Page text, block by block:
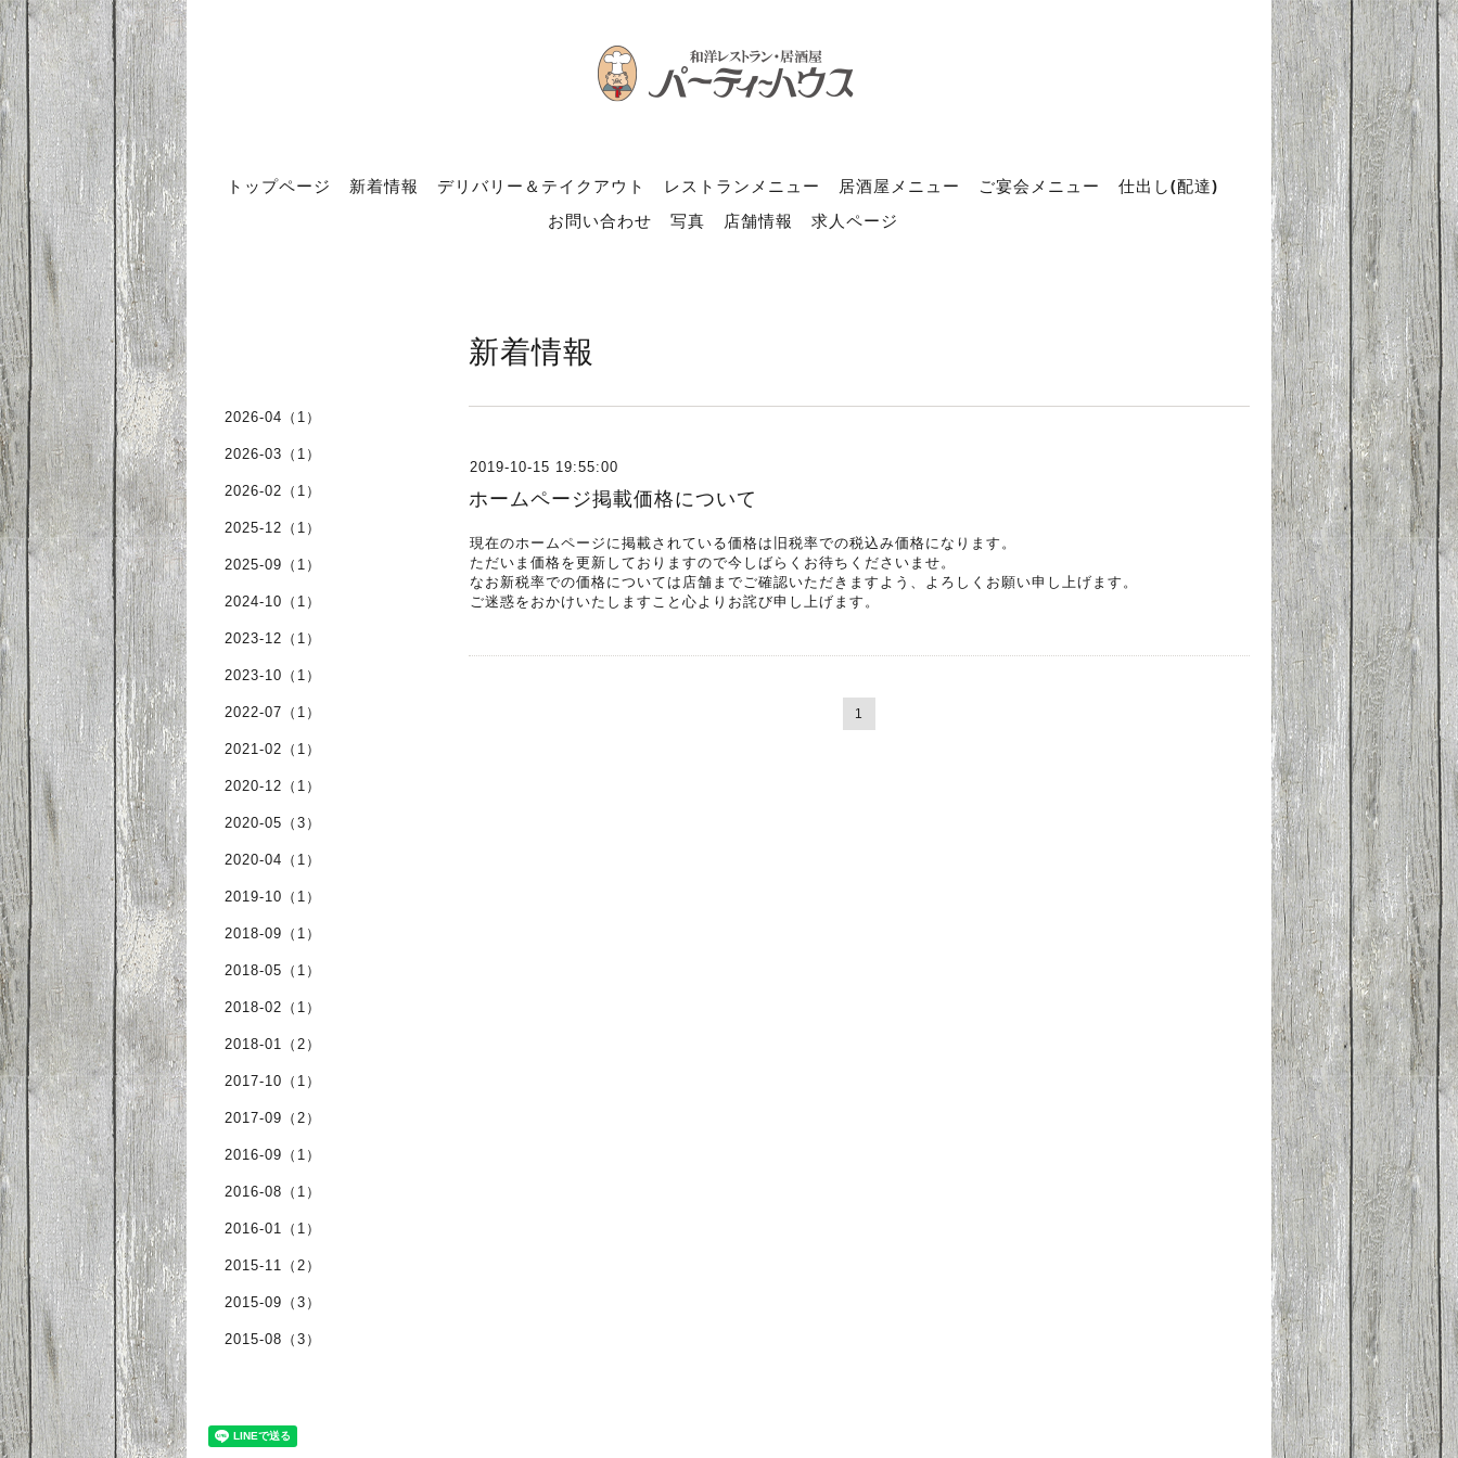
トップページ 新着情報 デリバリー＆テイクアウト レストランメニュー 居酒屋メニュー ご宴会メニュー
仕出し(配達)
お問い合わせ
写真 店舗情報 求人ページ
新着情報
2019-10-15 19:55:00
ホームページ掲載価格について
現在のホームページに掲載されている価格は旧税率での税込み価格になります。
ただいま価格を更新しておりますので今しばらくお待ちくださいませ。
なお新税率での価格については店舗までご確認いただきますよう、よろしくお願い申し上げます。
ご迷惑をおかけいたしますこと心よりお詫び申し上げます。
1
2026-04（1）
2026-03（1）
2026-02（1）
2025-12（1）
2025-09（1）
2024-10（1）
2023-12（1）
2023-10（1）
2022-07（1）
2021-02（1）
2020-12（1）
2020-05（3）
2020-04（1）
2019-10（1）
2018-09（1）
2018-05（1）
2018-02（1）
2018-01（2）
2017-10（1）
2017-09（2）
2016-09（1）
2016-08（1）
2016-01（1）
2015-11（2）
2015-09（3）
2015-08（3）